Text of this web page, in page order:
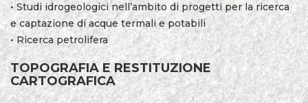
• Studi idrogeologici nell’ambito di progetti per la ricerca
e captazione di acque termali e potabili
• Ricerca petrolifera
TOPOGRAFIA E RESTITUZIONE
CARTOGRAFICA